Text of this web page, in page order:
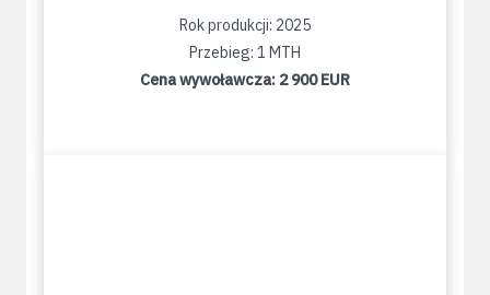
Rok produkcji: 2025
Przebieg: 1 MTH
Cena wywoławcza: 2 900 EUR